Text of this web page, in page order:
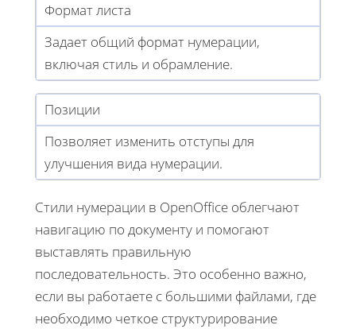
Формат листа
Задает общий формат нумерации,
включая стиль и обрамление.
Позиции
Позволяет изменить отступы для
улучшения вида нумерации.
Стили нумерации в OpenOffice облегчают
навигацию по документу и помогают
выставлять правильную
последовательность. Это особенно важно,
если вы работаете с большими файлами, где
необходимо четкое структурирование